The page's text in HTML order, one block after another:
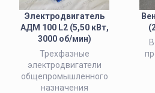
Электродвигатель
АДМ 100 L2 (5,50 кВт,
3000 об/мин)
Трехфазные
электродвигатели
общепромышленного
назначения